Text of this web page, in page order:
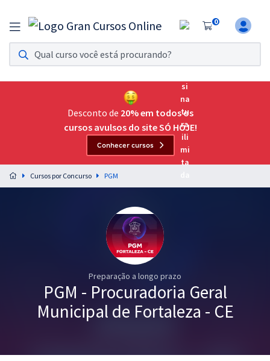
0
Assinatura Ilimitada 11
Acesso a todos os cursos. Teste grátis por 7 dias!
Assinatura OAB Até Passar
Acesso ilimitado a toda preparação para o Exame da
Preparação completa e intensiva para as principais
residências em saúde do Brasil
Graduação
Desconto de 20% em todos os
cursos avulsos do site SÓ HOJE!
Conhecer cursos
Cursos por Concurso PGM
Preparação a longo prazo
PGM - Procuradoria Geral
Municipal de Fortaleza - CE